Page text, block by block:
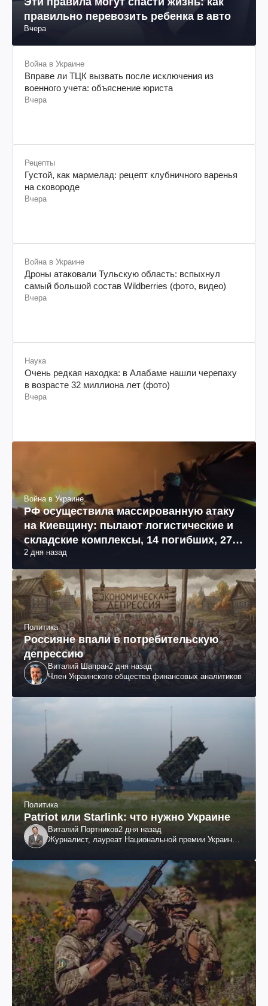
правильно перевозить ребенка в авто
Вчера
Война в Украине
Вправе ли ТЦК вызвать после исключения из
военного учета: объяснение юриста
Вчера
Рецепты
Густой, как мармелад: рецепт клубничного варенья
на сковороде
Вчера
Война в Украине
Дроны атаковали Тульскую область: вспыхнул
самый большой состав Wildberries (фото, видео)
Вчера
Наука
Очень редкая находка: в Алабаме нашли черепаху
в возрасте 32 миллиона лет (фото)
Вчера
Война в Украине
РФ осуществила массированную атаку
на Киевщину: пылают логистические и
складские комплексы, 14 погибших, 27
раненых (фото, видео)
2 дня назад
Политика
Россияне впали в потребительскую
депрессию
Виталий Шапран2 дня назад
Член Украинского общества финансовых аналитиков
Политика
Patriot или Starlink: что нужно Украине
Виталий Портников2 дня назад
Журналист, лауреат Национальной премии Украины